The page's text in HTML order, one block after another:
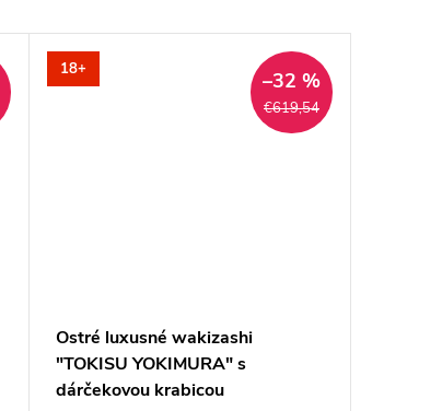
18+
€619,54
–32 %
Ostré luxusné wakizashi
"TOKISU YOKIMURA" s
dárčekovou krabicou